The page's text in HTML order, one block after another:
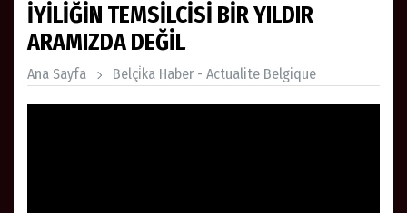
İYİLİĞİN TEMSİLCİSİ BİR YILDIR
ARAMIZDA DEĞİL
Ana Sayfa Belçi̇ka Haber - Actualite Belgique